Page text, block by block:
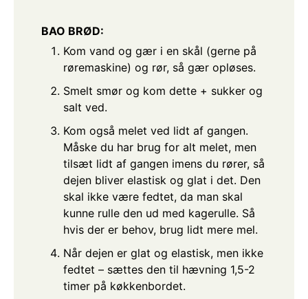
BAO BRØD:
Kom vand og gær i en skål (gerne på
røremaskine) og rør, så gær opløses.
Smelt smør og kom dette + sukker og
salt ved.
Kom også melet ved lidt af gangen.
Måske du har brug for alt melet, men
tilsæt lidt af gangen imens du rører, så
dejen bliver elastisk og glat i det. Den
skal ikke være fedtet, da man skal
kunne rulle den ud med kagerulle. Så
hvis der er behov, brug lidt mere mel.
Når dejen er glat og elastisk, men ikke
fedtet – sættes den til hævning 1,5-2
timer på køkkenbordet.